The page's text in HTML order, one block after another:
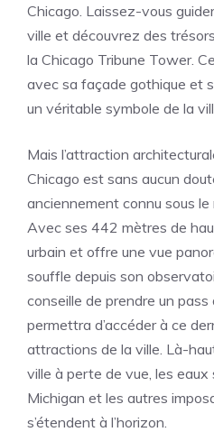
Chicago. Laissez-vous
ville et découvrez des
la Chicago Tribune Tower.
avec sa façade gothique et
un véritable symbole de la
Mais l’attraction
Chicago est sans aucun
anciennement connu sous
Avec ses 442 mètres de
urbain et offre une vue
souffle depuis son
conseille de prendre un pass
permettra d’accéder à ce
attractions de la ville. Là-
ville à perte de vue, les
Michigan et les autres
s’étendent à l’horizon.